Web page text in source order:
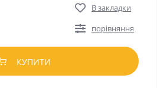
В закладки
порівняння
КУПИТИ